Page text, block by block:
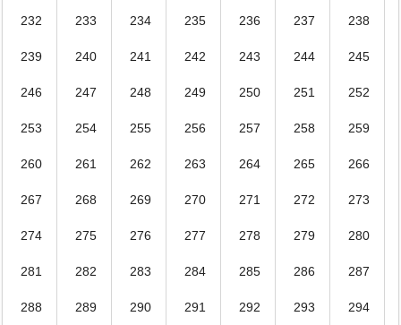
232 233 234 235 236 237 238
239 240 241 242 243 244 245
246 247 248 249 250 251 252
253 254 255 256 257 258 259
260 261 262 263 264 265 266
267 268 269 270 271 272 273
274 275 276 277 278 279 280
281 282 283 284 285 286 287
288 289 290 291 292 293 294